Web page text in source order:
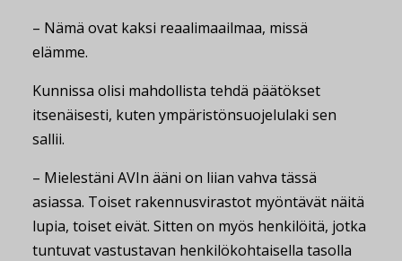
– Nämä ovat kaksi reaalimaailmaa, missä
elämme.
Kunnissa olisi mahdollista tehdä päätökset
itsenäisesti, kuten ympäristönsuojelulaki sen
sallii.
– Mielestäni AVIn ääni on liian vahva tässä
asiassa. Toiset rakennusvirastot myöntävät näitä
lupia, toiset eivät. Sitten on myös henkilöitä, jotka
tuntuvat vastustavan henkilökohtaisella tasolla